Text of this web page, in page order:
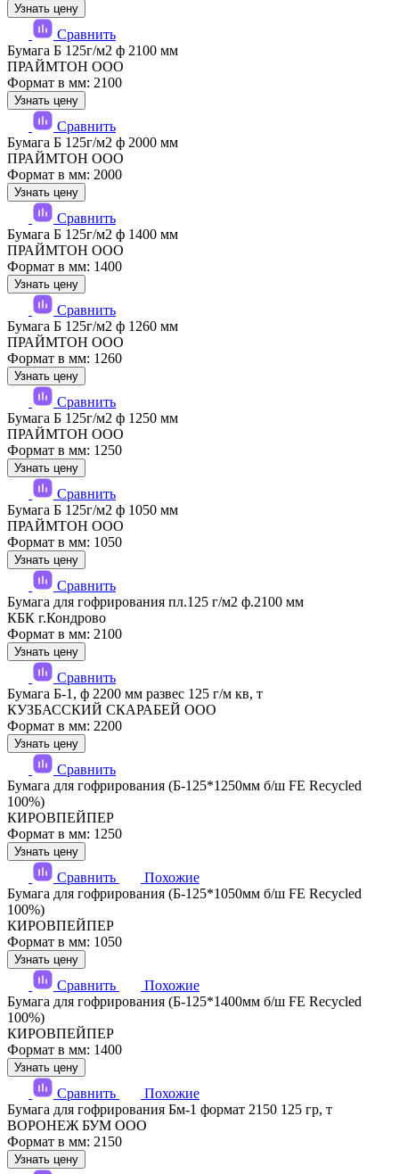
Узнать цену
Сравнить
Бумага Б 125г/м2 ф 2100 мм
ПРАЙМТОН ООО
Формат в мм: 2100
Узнать цену
Сравнить
Бумага Б 125г/м2 ф 2000 мм
ПРАЙМТОН ООО
Формат в мм: 2000
Узнать цену
Сравнить
Бумага Б 125г/м2 ф 1400 мм
ПРАЙМТОН ООО
Формат в мм: 1400
Узнать цену
Сравнить
Бумага Б 125г/м2 ф 1260 мм
ПРАЙМТОН ООО
Формат в мм: 1260
Узнать цену
Сравнить
Бумага Б 125г/м2 ф 1250 мм
ПРАЙМТОН ООО
Формат в мм: 1250
Узнать цену
Сравнить
Бумага Б 125г/м2 ф 1050 мм
ПРАЙМТОН ООО
Формат в мм: 1050
Узнать цену
Сравнить
Бумага для гофрирования пл.125 г/м2 ф.2100 мм
КБК г.Кондрово
Формат в мм: 2100
Узнать цену
Сравнить
Бумага Б-1, ф 2200 мм развес 125 г/м кв, т
КУЗБАССКИЙ СКАРАБЕЙ ООО
Формат в мм: 2200
Узнать цену
Сравнить
Бумага для гофрирования (Б-125*1250мм б/ш FE Recycled
100%)
КИРОВПЕЙПЕР
Формат в мм: 1250
Узнать цену
Сравнить
Похожие
Бумага для гофрирования (Б-125*1050мм б/ш FE Recycled
100%)
КИРОВПЕЙПЕР
Формат в мм: 1050
Узнать цену
Сравнить
Похожие
Бумага для гофрирования (Б-125*1400мм б/ш FE Recycled
100%)
КИРОВПЕЙПЕР
Формат в мм: 1400
Узнать цену
Сравнить
Похожие
Бумага для гофрирования Бм-1 формат 2150 125 гр, т
ВОРОНЕЖ БУМ ООО
Формат в мм: 2150
Узнать цену